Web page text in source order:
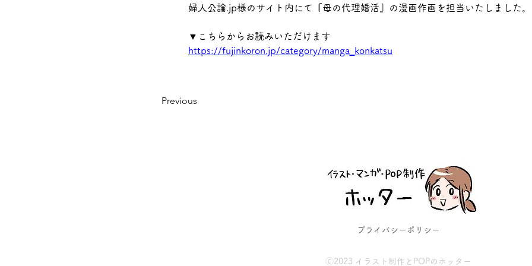
婦人公論.jp様のサイト内にて『母の代理婚活』の漫画作画を担当いたしました。
▼こちらからお読みいただけます
https://fujinkoron.jp/category/manga_konkatsu
Previous
プライバシーポリシー
🄫2023 イラスト制作とPOPのホッター